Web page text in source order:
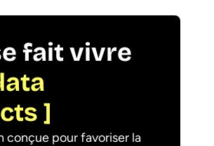
fait vivre
]
conçue pour favoriser la